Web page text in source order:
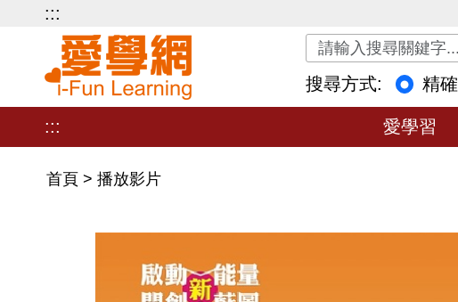
:::
關鍵字搜尋
搜尋方式:
精確
::: 愛學習
首頁 > 播放影片